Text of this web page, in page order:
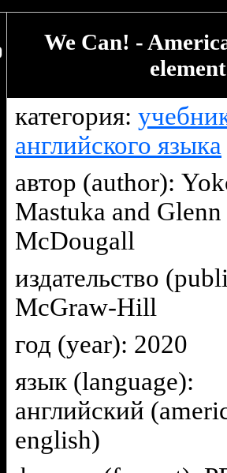
We Can! -
категория:
английского языка
автор (author):
Mastuka and Glenn
McDougall
издательство
McGraw-Hill
год (year): 2020
язык (language):
английский
english)